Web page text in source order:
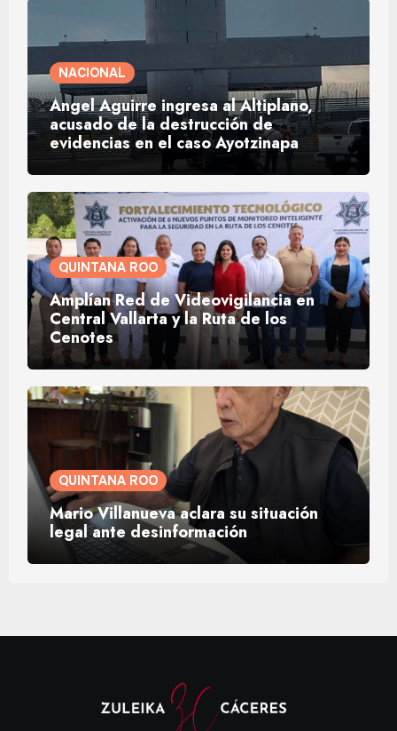
NACIONAL
Ángel Aguirre ingresa al Altiplano,
acusado de la destrucción de
evidencias en el caso Ayotzinapa
QUINTANA ROO
Amplían Red de Videovigilancia en
Central Vallarta y la Ruta de los
Cenotes
QUINTANA ROO
Mario Villanueva aclara su situación
legal ante desinformación